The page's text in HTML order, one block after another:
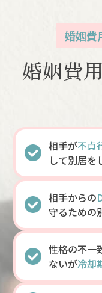
婚姻費
婚姻費
相手が不貞
して別居を
相手からの
守るための
性格の不一
ないが冷却